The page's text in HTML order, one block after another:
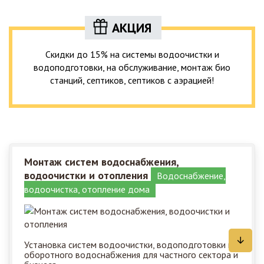
АКЦИЯ
Скидки до 15% на системы водоочистки и
водоподготовки, на обслуживание, монтаж био
станций, септиков, септиков с аэрацией!
Монтаж систем водоснабжения,
водоочистки и отопления
Водоснабжение,
водоочистка, отопление дома
Установка систем водоочистки, водоподготовки и
оборотного водоснабжения для частного сектора и